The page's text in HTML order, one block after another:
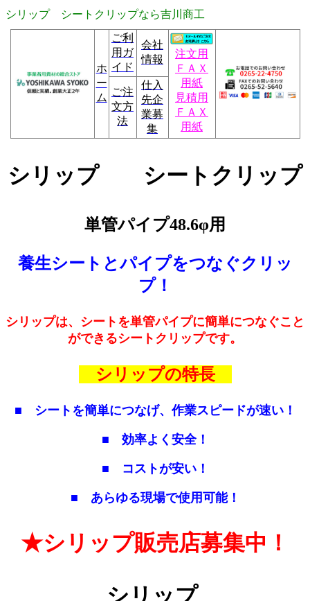
シリップ シートクリップなら吉川商工
ホ
ー
ム
ご利
用ガ
イド
会社
情報
注文用
ＦＡＸ
用紙
見積用
ＦＡＸ
用紙
ご注
文方
法
仕入
先企
業募
集
シリップ シートクリップ
単管パイプ48.6φ用
養生シートとパイプをつなぐクリッ
プ！
シリップは、シートを単管パイプに簡単につなぐこと
ができるシートクリップです。
シリップの特長
■ シートを簡単につなげ、作業スピードが速い！
■ 効率よく安全！
■ コストが安い！
■ あらゆる現場で使用可能！
★シリップ販売店募集中！
シリップ